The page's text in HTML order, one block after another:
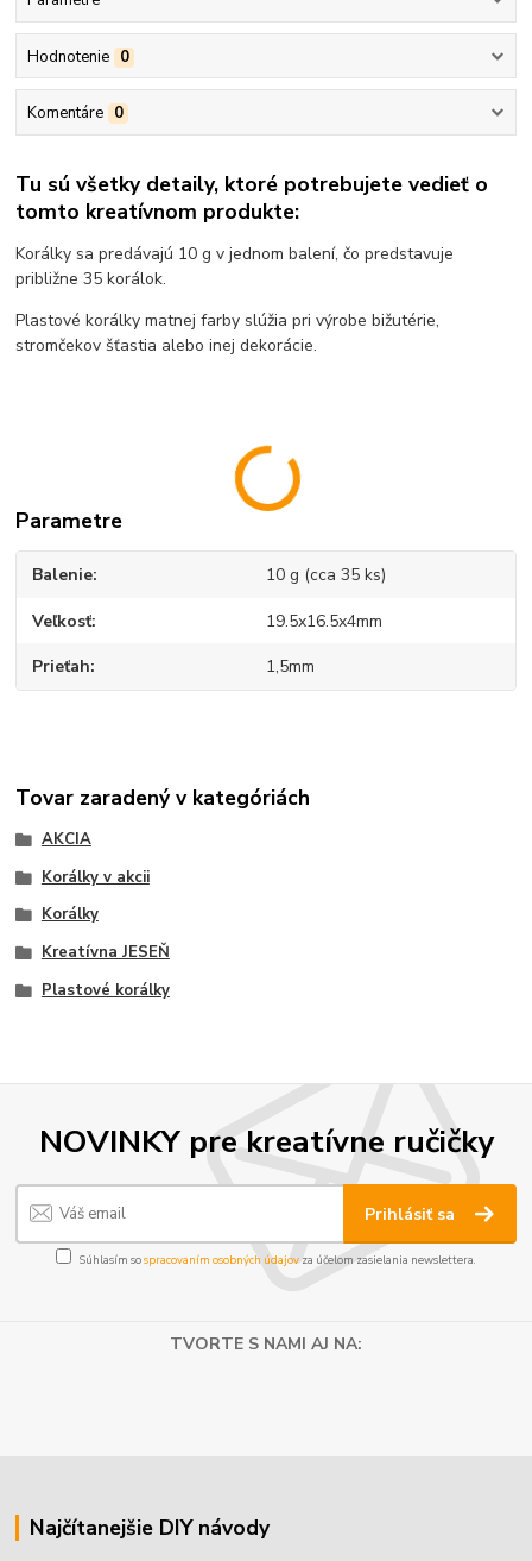
Hodnotenie 0
Komentáre 0
Tu sú všetky detaily, ktoré potrebujete vedieť o
tomto kreatívnom produkte:
Korálky sa predávajú 10 g v jednom balení, čo predstavuje
približne 35 korálok.
Plastové korálky matnej farby slúžia pri výrobe bižutérie,
stromčekov šťastia alebo inej dekorácie.
Parametre
Balenie 10 g (cca 35 ks)
Veľkosť 19.5x16.5x4mm
Prieťah 1,5mm
Tovar zaradený v kategóriách
AKCIA
Korálky v akcii
Korálky
Kreatívna JESEŇ
Plastové korálky
NOVINKY pre kreatívne ručičky
Prihlásiť sa
Súhlasím sospracovaním osobných údajov za účelom zasielania newslettera.
TVORTE S NAMI AJ NA:
Najčítanejšie DIY návody